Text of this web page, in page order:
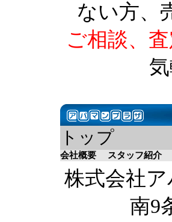
ない方、
ご相談、
トップ
会社概要 スタッフ紹介
株式会社ア
南9